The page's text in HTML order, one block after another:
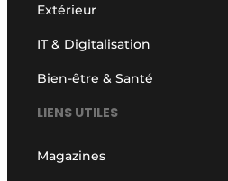
Extérieur
IT & Digitalisation
Bien-être & Santé
LIENS UTILES
Magazines